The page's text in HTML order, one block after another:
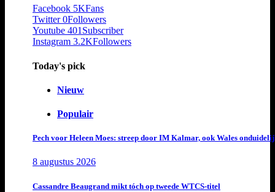
Facebook 5KFans
Twitter 0Followers
Youtube 401 Subscriber
Instagram 3.2KFollowers
Today's pick
Nieuw
Populair
Pech voor Heleen Moes: streep door IM Kalmar, ook Wales
8 augustus 2026
Cassandre Beaugrand mikt tóch op tweede WTCS-titel